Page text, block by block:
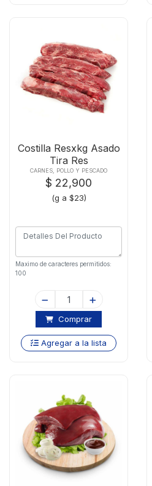
Costilla Resxkg Asado
Tira Res
CARNES, POLLO Y PESCADO
$ 22,900
(g a $23)
Maximo de caracteres permitidos:
100
Comprar
Agregar a la lista